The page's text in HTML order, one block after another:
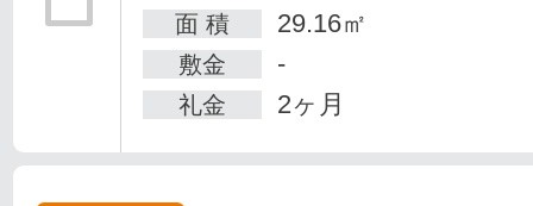
面 積 29.16㎡
敷金 -
礼金 2ヶ月